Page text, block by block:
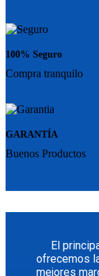
100% Seguro
Compra tranquilo
GARANTÍA
Buenos Productos
El
ofrecemos
mejores